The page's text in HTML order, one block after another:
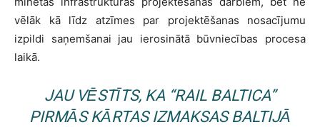
vēlāk kā līdz atzīmes par projektēšanas nosacījumu
izpildi saņemšanai jau ierosinātā būvniecības procesa
laikā.
JAU VĒSTĪTS, KA “RAIL BALTICA”
PIRMĀS KĀRTAS IZMAKSAS BALTIJĀ